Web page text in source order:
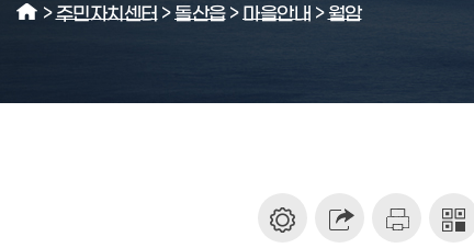
> 주민자치센터 > 돌산읍> 마을안내 > 월암